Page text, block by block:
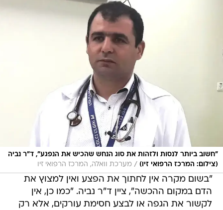
"חשוב ביותר לנסות ולזהות את סוג הנחש שהכיש את הנפגע", ד"ר נביה
(צילום: המרכז הרפואי זיו) / מערכת וואלה, המרכז הרפואי זיו
"בשום מקרה אין לחתוך את הפצע ואין למצוץ את
הדם במקום ההכשה", ציין ד"ר נביה. "כמו כן, אין
לקשור את הגפה או לבצע חסימת עורקים, אלא רק